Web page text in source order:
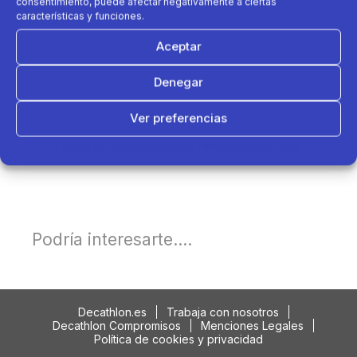
características y funciones.
Aceptar
Denegar
Ver preferencias
Podría interesarte....
Decathlon.es
Trabaja con nosotros
Decathlon Compromisos
Menciones Legales
Política de cookies y privacidad